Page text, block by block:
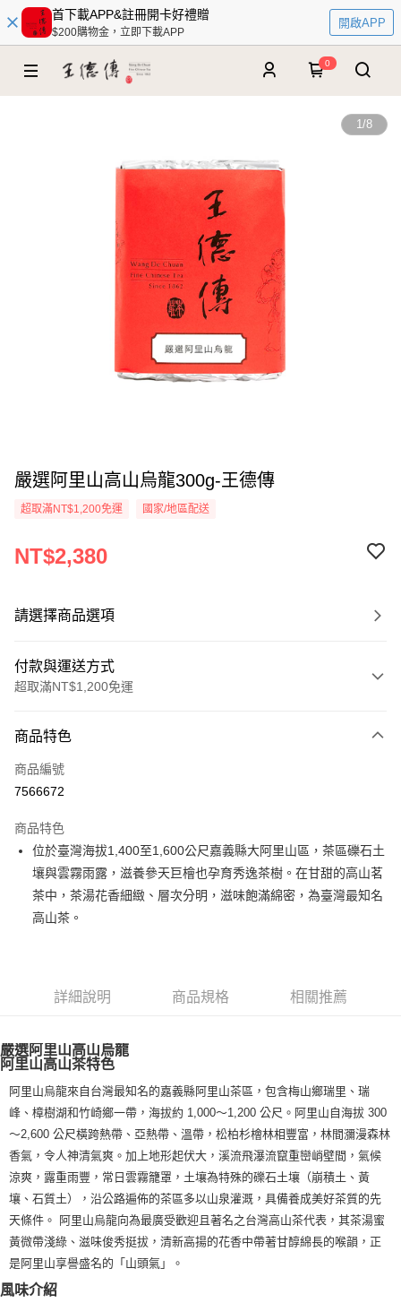
首下載APP&註冊開卡好禮贈
$200購物金，立即下載APP
開啟APP
0
1/8
嚴選阿里山高山烏龍300g-王德傳
超取滿NT$1,200免運 國家/地區配送
NT$2,380
請選擇商品選項
付款與運送方式
超取滿NT$1,200免運
信用卡一次付款
超商取貨付款
Apple Pay
街口支付
悠遊付
【大哥付你分期使用說明】
1.本服務由台灣大哥大提供，台灣大哥大用戶可立即使用無須另外申請。
2.付款方式選擇「大哥付你分期」，訂單成立後會自動跳轉到大哥付的交易
成交易。
3.實際核准額度、可分期數及費用金額請依後續交易確認頁面所載為準。
4.訂單成立30分鐘內，如未前往確認交易或遇審核未通過，訂單將自動取
法說明評估內容。
【繳款方式說明】
1.分期款項不併入電信帳單，「大哥付你分期」於每月結算日後寄送繳費提
2.透過簡訊連結打開帳單後，可選擇「超商條碼／台灣大直營門市／銀行轉
帳／街口支付／iPASS MONEY」等通路繳費。
【注意事項】
AFTEE先享後付
相關說明
【關於「AFTEE先享後付」】
AFTEE先享後付是「在收到商品之後才付款」的支付方式。 讓您購物簡單
便利好安心！
１．簡單：不需註冊會員、不需綁卡、不需儲值。
２．便利：只要手機號碼，簡訊認證，即可結帳。
３．安心：先確認商品／服務後，再付款。
【「AFTEE先享後付」結帳流程】
１．於結帳方式選擇「AFTEE先享後付」後，將跳轉至「AFTEE先享後付」
結帳頁面，進行簡訊認證並確認金額後，即可完成結帳。
２．訂單成立數日內，您將收到繳費通知簡訊。
３．收到繳費通知簡訊後14天內，點擊此簡訊中的連結，可透過四大超商／
ATM付款
全家取貨付款
每筆NT$80，滿NT$1,200(含以上)免運費
商品特色
商品編號
7566672
商品特色
位於臺灣海拔1,400至1,600公尺嘉義縣大阿里山區，茶區礫石土
壤與雲霧雨露，滋養參天巨檜也孕育秀逸茶樹。在甘甜的高山茗
茶中，茶湯花香細緻、層次分明，滋味飽滿綿密，為臺灣最知名
高山茶。
詳細說明 商品規格 相關推薦
嚴選阿里山高山烏龍
阿里山高山茶特色
阿里山烏龍來自台灣最知名的嘉義縣阿里山茶區，包含梅山鄉瑞里、瑞
峰、樟樹湖和竹崎鄉一帶，海拔約 1,000～1,200 公尺。阿里山自海拔 300
～2,600 公尺橫跨熱帶、亞熱帶、溫帶，松柏杉檜林相豐富，林間瀰漫森林
香氣，令人神清氣爽。加上地形起伏大，溪流飛瀑流竄重巒峭壁間，氣候
涼爽，露重雨豐，常日雲霧籠罩，土壤為特殊的礫石土壤（崩積土、黃
壤、石質土），沿公路遍佈的茶區多以山泉灌溉，具備養成美好茶質的先
天條件。 阿里山烏龍向為最廣受歡迎且著名之台灣高山茶代表，其茶湯蜜
黃微帶淺綠、滋味俊秀挺拔，清新高揚的花香中帶著甘醇綿長的喉韻，正
是阿里山享譽盛名的「山頭氣」。
風味介紹